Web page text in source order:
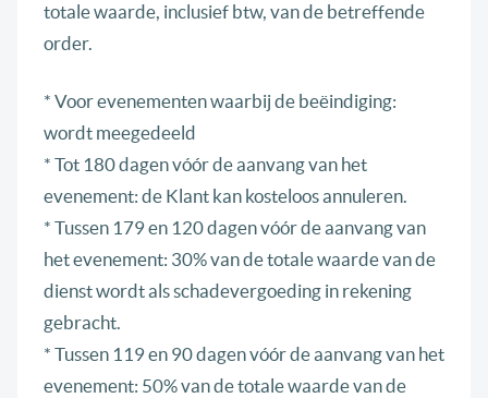
totale waarde, inclusief btw, van de betreffende
order.
* Voor evenementen waarbij de beëindiging:
wordt meegedeeld
* Tot 180 dagen vóór de aanvang van het
evenement: de Klant kan kosteloos annuleren.
* Tussen 179 en 120 dagen vóór de aanvang van
het evenement: 30% van de totale waarde van de
dienst wordt als schadevergoeding in rekening
gebracht.
* Tussen 119 en 90 dagen vóór de aanvang van het
evenement: 50% van de totale waarde van de